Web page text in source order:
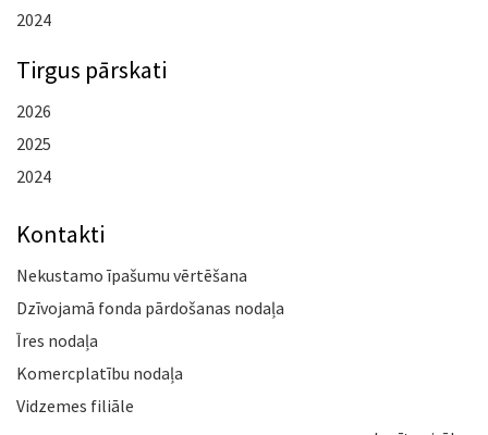
2024
Tirgus pārskati
2026
2025
2024
Kontakti
Nekustamo īpašumu vērtēšana
Dzīvojamā fonda pārdošanas nodaļa
Īres nodaļa
Komercplatību nodaļa
Vidzemes filiāle